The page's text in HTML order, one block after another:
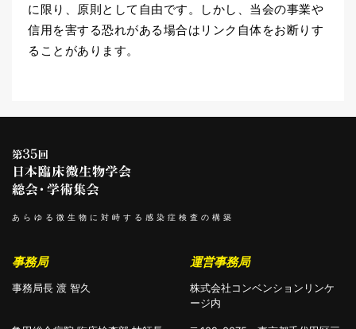
に限り、原則として自由です。しかし、当会の事業や
信用を害する恐れがある場合はリンク自体をお断りす
ることがあります。
あらゆる微生物に対峙する感染症検査の構築
事務局
事務局長 渡 智久
運営事務局
株式会社コンベンションリンケ
ージ内